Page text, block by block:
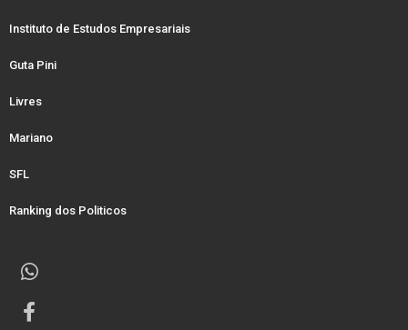
Instituto de Estudos Empresariais
Guta Pini
Livres
Mariano
SFL
Ranking dos Politicos